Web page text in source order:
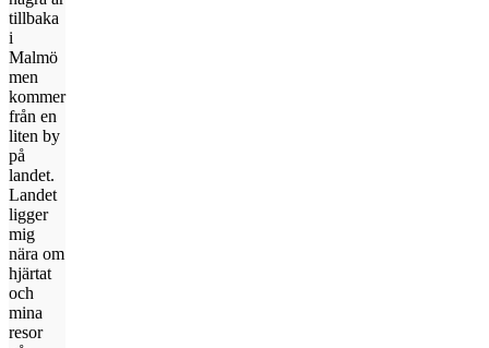
tillbaka
i
Malmö
men
kommer
från en
liten by
på
landet.
Landet
ligger
mig
nära om
hjärtat
och
mina
resor